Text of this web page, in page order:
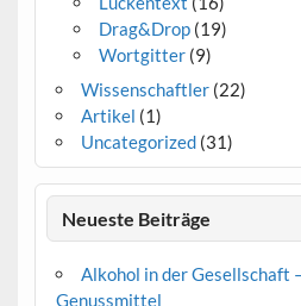
Drag&Drop(19)
Wortgitter(9)
Wissenschaftler(22)
Artikel (1)
Uncategorized(31)
Neueste Beiträge
Alkohol in der Gesellschaft
Genussmittel